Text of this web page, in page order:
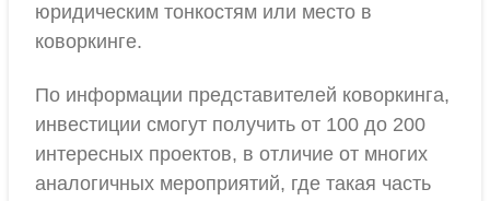
юридическим тонкостям или место в
коворкинге.
По информации представителей коворкинга,
инвестиции смогут получить от 100 до 200
интересных проектов, в отличие от многих
аналогичных мероприятий, где такая часть